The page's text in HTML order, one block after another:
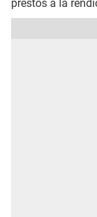
prestos a la